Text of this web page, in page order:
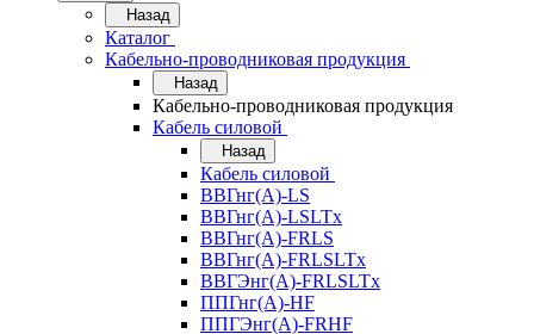
Назад
Каталог
Кабельно-проводниковая продукция
Назад
Кабельно-проводниковая продукция
Кабель силовой
Назад
Кабель силовой
ВВГнг(А)-LS
ВВГнг(А)-LSLTx
ВВГнг(А)-FRLS
ВВГнг(А)-FRLSLTx
ВВГЭнг(А)-FRLSLTx
ППГнг(А)-HF
ППГЭнг(А)-FRHF